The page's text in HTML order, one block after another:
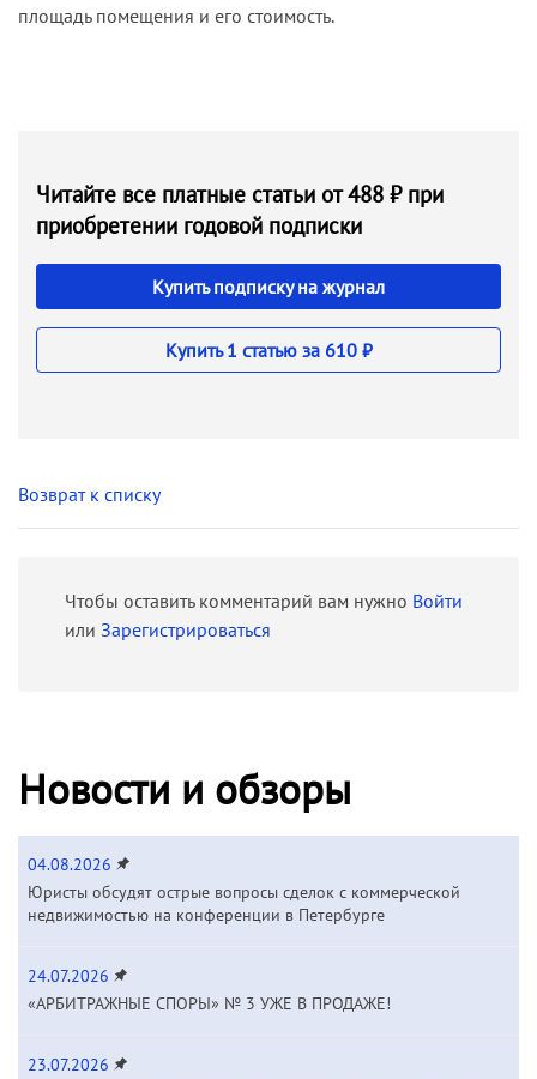
площадь помещения и его стоимость.
Читайте все платные статьи от 488 ₽ при
приобретении годовой подписки
Купить подписку на журнал
Купить 1 статью за 610 ₽
Возврат к списку
Чтобы оставить комментарий вам нужно Войти
или Зарегистрироваться
Новости и обзоры
04.08.2026
Юристы обсудят острые вопросы сделок с коммерческой
недвижимостью на конференции в Петербурге
24.07.2026
«АРБИТРАЖНЫЕ СПОРЫ» № 3 УЖЕ В ПРОДАЖЕ!
23.07.2026